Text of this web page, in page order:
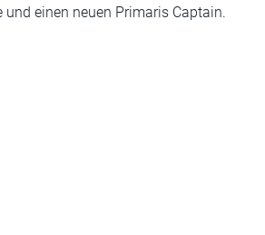
einen neuen Primaris Captain.